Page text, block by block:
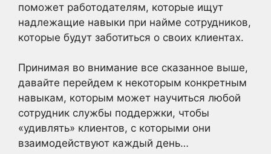
поможет работодателям, которые ищут
надлежащие навыки при найме сотрудников,
которые будут заботиться о своих клиентах.
Принимая во внимание все сказанное выше,
давайте перейдем к некоторым конкретным
навыкам, которым может научиться любой
сотрудник службы поддержки, чтобы
«удивлять» клиентов, с которыми они
взаимодействуют каждый день…